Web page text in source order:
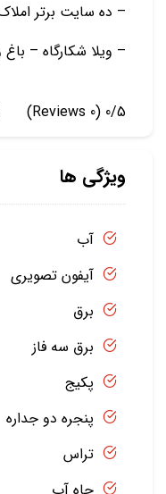
– ده سایت برتر
– ویلا شکارگاه –
0/5
(0 Reviews)
ویژگی ها
آب
آیفون تصویری
برق
برق سه فاز
پکیج
پنجره دو جداره
تراس